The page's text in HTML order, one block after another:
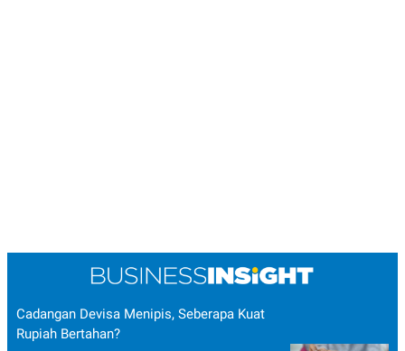
Cadangan Devisa Menipis, Seberapa Kuat
Rupiah Bertahan?